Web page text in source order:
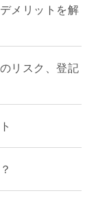
メリットを解
リスク、登記